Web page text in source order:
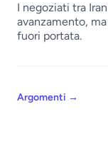
I negoziati tra
avanzamento,
fuori portata.
Argomenti →